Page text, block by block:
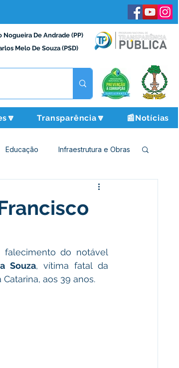
Nogueira De Andrade (PP)
Melo De Souza (PSD)
Transparência🔽 📰Notícias
Educação Infraestrutura e Obras
Nota de Esclarecimento
do notável
Souza, vítima fatal da
aos 39 anos.